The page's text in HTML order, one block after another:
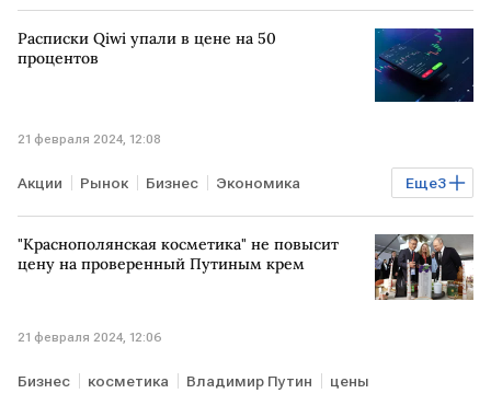
Расписки Qiwi упали в цене на 50
процентов
21 февраля 2024, 12:08
Еще3
Акции Рынок Бизнес Экономика
Облигации РОССИЯ Мосбиржа
"Краснополянская косметика" не повысит
цену на проверенный Путиным крем
21 февраля 2024, 12:06
Бизнес косметика Владимир Путин цены